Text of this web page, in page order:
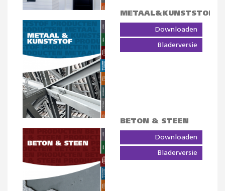
METAAL&KUNSTSTOF
Downloaden
Bladerversie
BETON & STEEN
Downloaden
Bladerversie